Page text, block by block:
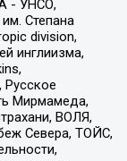
- УНСО,
Степана
division,
инглиизма,
Русское
Мирмамеда,
ВОЛЯ,
Севера, ТОЙС,